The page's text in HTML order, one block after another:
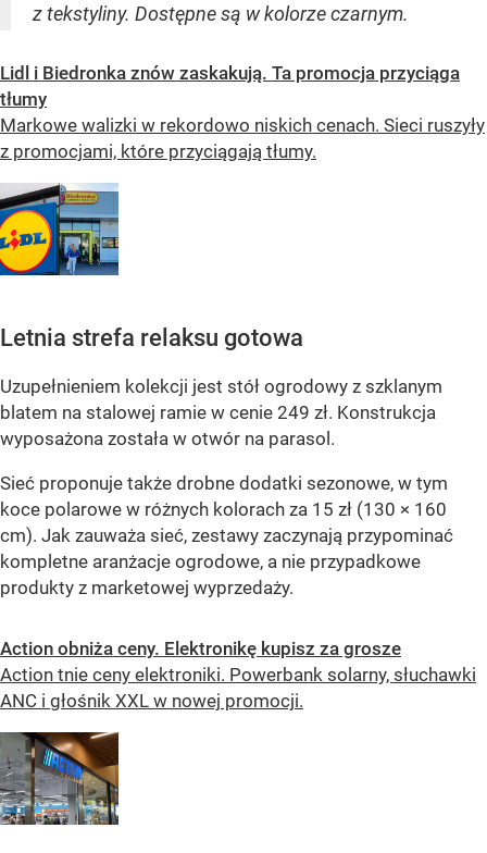
z tekstyliny. Dostępne są w kolorze czarnym.
Lidl i Biedronka znów zaskakują. Ta promocja przyciąga
tłumy
Markowe walizki w rekordowo niskich cenach. Sieci ruszyły
z promocjami, które przyciągają tłumy.
Letnia strefa relaksu gotowa
Uzupełnieniem kolekcji jest stół ogrodowy z szklanym
blatem na stalowej ramie w cenie 249 zł. Konstrukcja
wyposażona została w otwór na parasol.
Sieć proponuje także drobne dodatki sezonowe, w tym
koce polarowe w różnych kolorach za 15 zł (130 × 160
cm). Jak zauważa sieć, zestawy zaczynają przypominać
kompletne aranżacje ogrodowe, a nie przypadkowe
produkty z marketowej wyprzedaży.
Action obniża ceny. Elektronikę kupisz za grosze
Action tnie ceny elektroniki. Powerbank solarny, słuchawki
ANC i głośnik XXL w nowej promocji.